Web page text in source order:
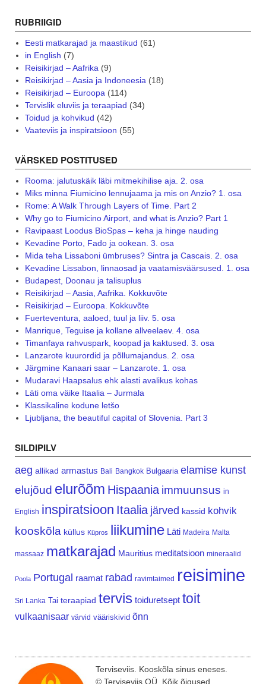
RUBRIIGID
Eesti matkarajad ja maastikud (61)
in English (7)
Reisikirjad – Aafrika(9)
Reisikirjad – Aasia ja Indoneesia(18)
Reisikirjad – Euroopa(114)
Tervislik eluviis ja teraapiad (34)
Toidud ja kohvikud (42)
Vaateviis ja inspiratsioon (55)
VÄRSKED POSTITUSED
Rooma: jalutuskäik läbi mitmekihilise aja. 2. osa
Miks minna Fiumicino lennujaama ja mis on Anzio? 1. osa
Rome: A Walk Through Layers of Time. Part 2
Why go to Fiumicino Airport, and what is Anzio? Part 1
Ravipaast Loodus BioSpas – keha ja hinge nauding
Kevadine Porto, Fado ja ookean. 3. osa
Mida teha Lissaboni ümbruses? Sintra ja Cascais. 2. osa
Kevadine Lissabon, linnaosad ja vaatamisväärsused. 1. osa
Budapest, Doonau ja talisuplus
Reisikirjad – Aasia, Aafrika. Kokkuvõte
Reisikirjad – Euroopa. Kokkuvõte
Fuerteventura, aaloed, tuul ja liiv. 5. osa
Manrique, Teguise ja kollane allveelaev. 4. osa
Timanfaya rahvuspark, koopad ja kaktused. 3. osa
Lanzarote kuurordid ja põllumajandus. 2. osa
Järgmine Kanaari saar – Lanzarote. 1. osa
Mudaravi Haapsalus ehk alasti avalikus kohas
Läti oma väike Itaalia – Jurmala
Klassikaline kodune letšo
Ljubljana, the beautiful capital of Slovenia. Part 3
SILDIPILV
aeg allikad armastus Bali Bangkok Bulgaaria elamise kunst
elujõud elurõõm Hispaania immuunsus in
English inspiratsioon Itaalia järved kassid kohvik
kooskõla küllus Küpros liikumine Läti Madeira Malta
massaaz matkarajad Mauritius meditatsioon mineraalid
Poola Portugal raamat rabad ravimtaimed reisimine
Sri Lanka Tai teraapiad tervis toiduretsept toit
vulkaanisaar värvid vääriskivid õnn
Terviseviis. Kooskõla sinus eneses.
© Terviseviis OÜ. Kõik õigused